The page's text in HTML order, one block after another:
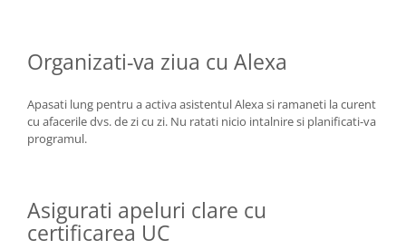
Organizati-va ziua cu Alexa
Apasati lung pentru a activa asistentul Alexa si ramaneti la curent
cu afacerile dvs. de zi cu zi. Nu ratati nicio intalnire si planificati-va
programul.
Asigurati apeluri clare cu
certificarea UC